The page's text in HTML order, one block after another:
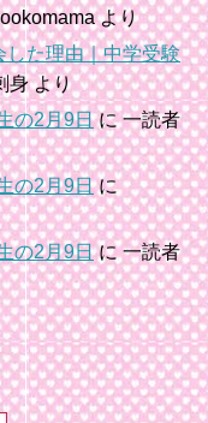
より
した理由｜中学受験
身より
の2月9日に一読者
の2月9日に
の2月9日に一読者